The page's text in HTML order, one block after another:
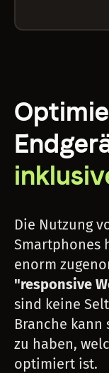
Die Nutzung
Smartphones
enorm
"responsive
sind keine
Branche
zu haben,
optimiert ist.